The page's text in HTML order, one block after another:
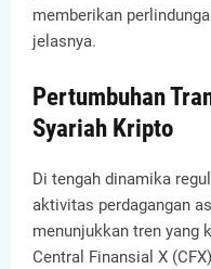
memberikan
jelasnya.
Pertumbuhan
Syariah Kripto
Di tengah dinamika
aktivitas perdagangan
menunjukkan tren yang
Central Finansial X